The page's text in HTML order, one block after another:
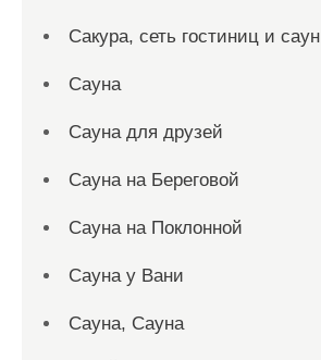
Сакура, сеть гостиниц и саун
Сауна
Сауна для друзей
Сауна на Береговой
Сауна на Поклонной
Сауна у Вани
Сауна, Сауна